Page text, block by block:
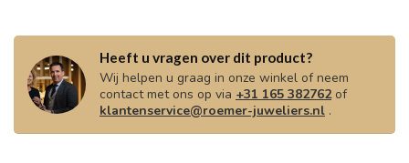
Heeft u vragen over dit product?
Wij helpen u graag in onze winkel of neem
contact met ons op via +31 165 382762of
klantenservice@roemer-juweliers.nl .